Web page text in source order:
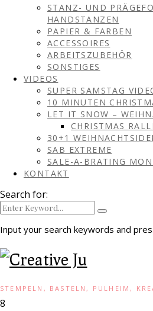
STANZ- UND
HANDSTANZEN
PAPIER & FARBEN
ACCESSOIRES
ARBEITSZUBEHÖR
SONSTIGES
VIDEOS
SUPER SAMSTAG
10 MINUTEN
LET IT SNOW –
CHRISTMAS
30+1
SAB EXTREME
SALE-A-BRATING
KONTAKT
Search for:
Input your search keywords and
STEMPELN, BASTELN, PULHEIM,
8